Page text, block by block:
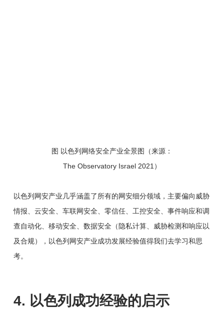
图 以色列网络安全产业全景图（来源：
The Observatory Israel 2021）
以色列网安产业几乎涵盖了所有的网安细分领域，主要偏向威胁
情报、云安全、车联网安全、零信任、工控安全、事件响应和调
查自动化、移动安全、数据安全（隐私计算、威胁检测和响应以
及合规），以色列网安产业成功发展经验值得我们去学习和思
考。
4. 以色列成功经验的启示